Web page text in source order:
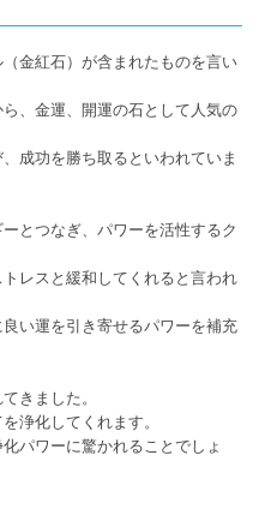
金紅石）が含まれたものを言い
、金運、開運の石として人気の
成功を勝ち取るといわれていま
とつなぎ、パワーを活性するク
レスと緩和してくれると言われ
い運を引き寄せるパワーを補充
きました。
浄化してくれます。
パワーに驚かれることでしょ